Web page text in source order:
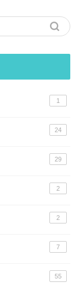
1
24
29
2
2
7
55